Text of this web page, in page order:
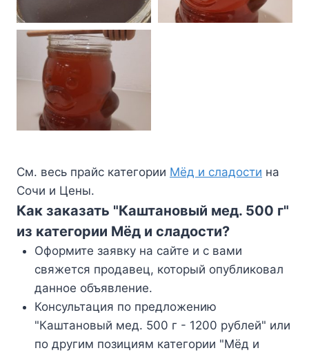
См. весь прайс категории Мёд и сладости на
Сочи и Цены.
Как заказать "Каштановый мед. 500 г"
из категории Мёд и сладости?
Оформите заявку на сайте и с вами
свяжется продавец, который опубликовал
данное объявление.
Консультация по предложению
"Каштановый мед. 500 г - 1200 рублей" или
по другим позициям категории "Мёд и